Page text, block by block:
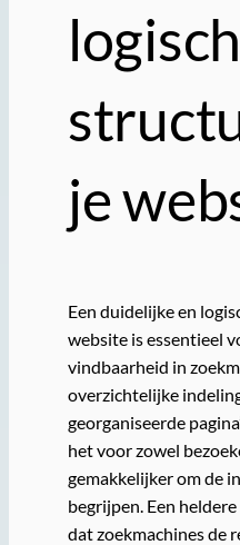
je
Een duidelijke en
website is essentieel
vindbaarheid in
overzichtelijke
georganiseerde
het voor zowel
gemakkelijker om de
begrijpen. Een
dat zoekmachines de